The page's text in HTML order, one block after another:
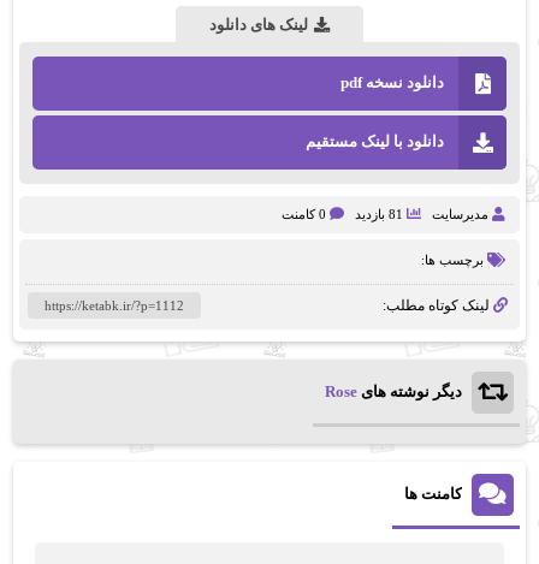
لینک های دانلود
دانلود نسخه pdf
دانلود با لینک مستقیم
مدیرسایت 81 بازدید 0 کامنت
برچسب ها:
لینک کوتاه مطلب:
دیگر نوشته های Rose
کامنت ها